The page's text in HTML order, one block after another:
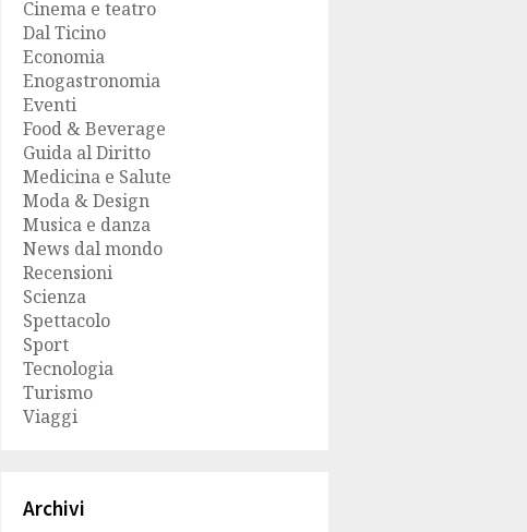
Cinema e teatro
Dal Ticino
Economia
Enogastronomia
Eventi
Food & Beverage
Guida al Diritto
Medicina e Salute
Moda & Design
Musica e danza
News dal mondo
Recensioni
Scienza
Spettacolo
Sport
Tecnologia
Turismo
Viaggi
Archivi